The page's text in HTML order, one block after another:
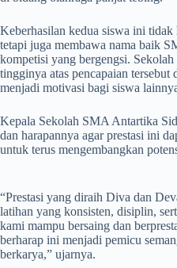
Keberhasilan kedua siswa ini
tetapi juga membawa nama baik
kompetisi yang bergengsi.
tingginya atas pencapaian tersebut
menjadi motivasi bagi siswa
Kepala Sekolah SMA Antartika
dan harapannya agar prestasi ini
untuk terus mengembangkan
“Prestasi yang diraih Diva dan
latihan yang konsisten, disiplin,
kami mampu bersaing dan
berharap ini menjadi pemicu
berkarya,” ujarnya.